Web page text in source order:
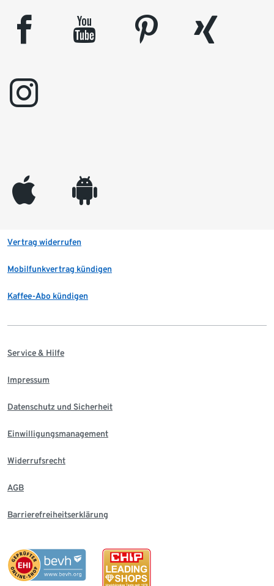
facebook youtube pinterest
xing
instagram
appleinc android
Vertrag widerrufen
Mobilfunkvertrag kündigen
Kaffee-Abo kündigen
Service & Hilfe
Impressum
Datenschutz und Sicherheit
Einwilligungsmanagement
Widerrufsrecht
AGB
Barrierefreiheitserklärung